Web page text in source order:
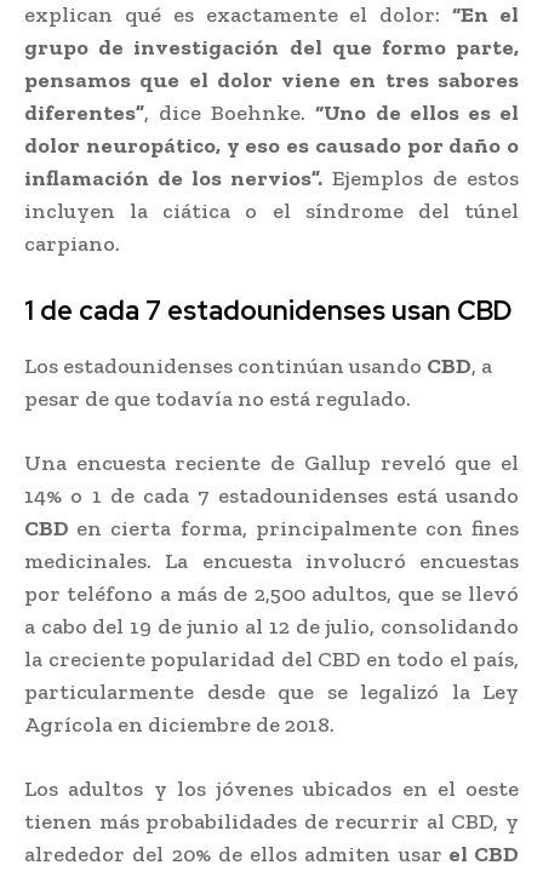
explican qué es exactamente el dolor:“En el
grupo de investigación del que formo parte,
pensamos que el dolor viene en tres sabores
diferentes”, dice Boehnke.“Uno de ellos es el
dolor neuropático, y eso es causado por daño o
inflamación de los nervios”. Ejemplos de estos
incluyen la ciática o el síndrome del túnel
carpiano.
1 de cada 7 estadounidenses usan CBD
Los estadounidenses continúan usando CBD, a
pesar de que todavía no está regulado.
Una encuesta reciente de Gallup reveló que el
14% o 1 de cada 7 estadounidenses está usando
CBD en cierta forma, principalmente con fines
medicinales. La encuesta involucró encuestas
por teléfono a más de 2,500 adultos, que se llevó
a cabo del 19 de junio al 12 de julio, consolidando
la creciente popularidad del CBD en todo el país,
particularmente desde que se legalizó la Ley
Agrícola en diciembre de 2018.
Los adultos y los jóvenes ubicados en el oeste
tienen más probabilidades de recurrir al CBD, y
alrededor del 20% de ellos admiten usar el CBD